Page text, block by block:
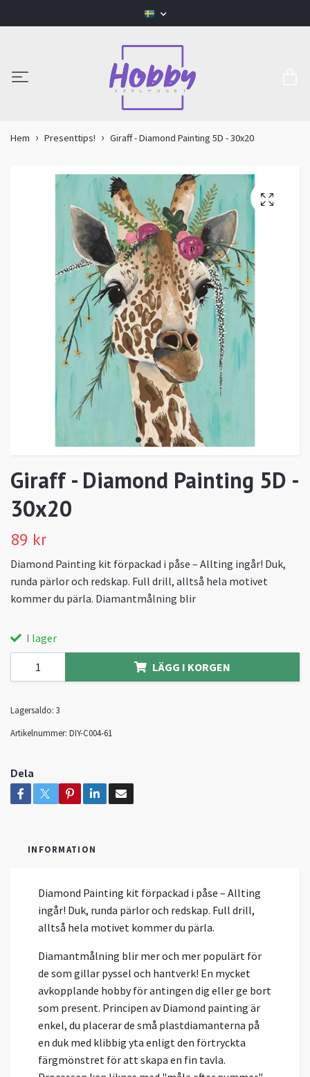
Hem Presenttips! Giraff - Diamond Painting 5D - 30x20
Giraff - Diamond Painting 5D -
30x20
89 kr
Diamond Painting kit förpackad i påse – Allting ingår! Duk,
runda pärlor och redskap. Full drill, alltså hela motivet
kommer du pärla. Diamantmålning blir
I lager
LÄGG I KORGEN
Lagersaldo: 3
Artikelnummer: DIY-C004-61
Dela
INFORMATION
Diamond Painting kit förpackad i påse – Allting
ingår! Duk, runda pärlor och redskap. Full drill,
alltså hela motivet kommer du pärla.
Diamantmålning blir mer och mer populärt för
de som gillar pyssel och hantverk! En mycket
avkopplande hobby för antingen dig eller ge bort
som present. Principen av Diamond painting är
enkel, du placerar de små plastdiamanterna på
en duk med klibbig yta enligt den förtryckta
färgmönstret för att skapa en fin tavla.